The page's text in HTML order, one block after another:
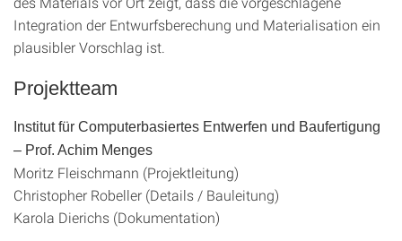
Integration der Entwurfsberechung und Materialisation ein
plausibler Vorschlag ist.
Projektteam
Institut für Computerbasiertes Entwerfen und Baufertigung
– Prof. Achim Menges
Moritz Fleischmann (Projektleitung)
Christopher Robeller (Details / Bauleitung)
Karola Dierichs (Dokumentation)